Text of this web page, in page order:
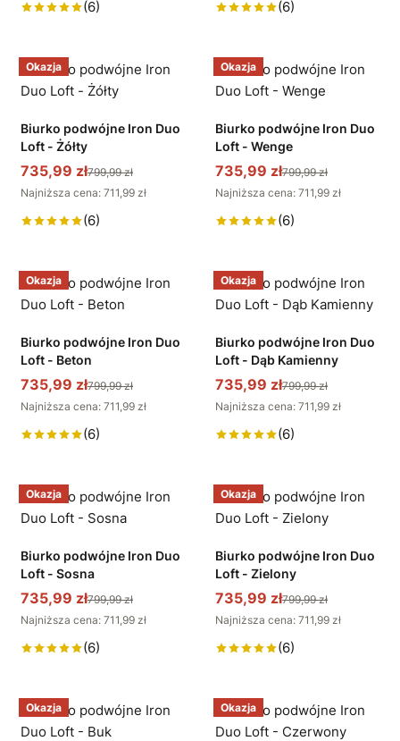
(6) (6)
Okazja
Biurko podwójne Iron Duo
Loft - Żółty
735,99 zł799,99 zł
Najniższa cena: 711,99 zł
(6)
Okazja
Biurko podwójne Iron Duo
Loft - Wenge
735,99 zł799,99 zł
Najniższa cena: 711,99 zł
(6)
Okazja
Biurko podwójne Iron Duo
Loft - Beton
735,99 zł799,99 zł
Najniższa cena: 711,99 zł
(6)
Okazja
Biurko podwójne Iron Duo
Loft - Dąb Kamienny
735,99 zł799,99 zł
Najniższa cena: 711,99 zł
(6)
Okazja
Biurko podwójne Iron Duo
Loft - Sosna
735,99 zł799,99 zł
Najniższa cena: 711,99 zł
(6)
Okazja
Biurko podwójne Iron Duo
Loft - Zielony
735,99 zł799,99 zł
Najniższa cena: 711,99 zł
(6)
Okazja Okazja